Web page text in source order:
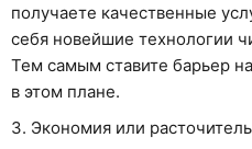
получаете качественные
себя новейшие технологии
Тем самым ставите барьер
в этом плане.
3. Экономия или